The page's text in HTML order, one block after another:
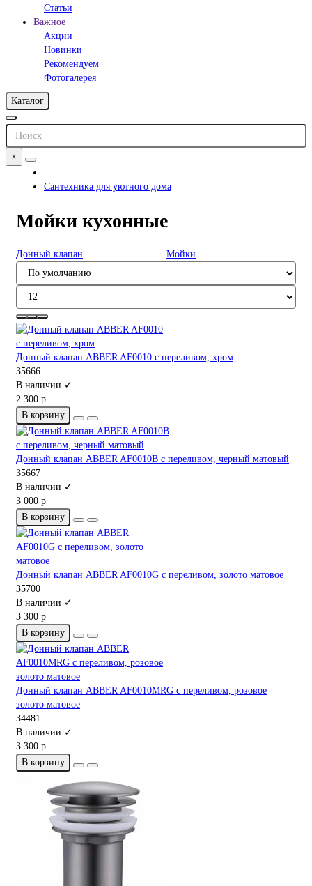
Статьи
Важное
Акции
Новинки
Рекомендуем
Фотогалерея
Каталог
×
Сантехника для уютного дома
Мойки кухонные
Донный клапан Мойки
Донный клапан ABBER AF0010 с переливом, хром
35666
В наличии ✓
2 300 р
В корзину
Донный клапан ABBER AF0010B с переливом, черный матовый
35667
В наличии ✓
3 000 р
В корзину
Донный клапан ABBER AF0010G с переливом, золото матовое
35700
В наличии ✓
3 300 р
В корзину
Донный клапан ABBER AF0010MRG с переливом, розовое
золото матовое
34481
В наличии ✓
3 300 р
В корзину